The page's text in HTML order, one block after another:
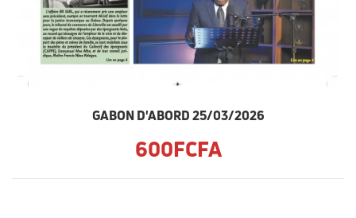
GABON D'ABORD 25/03/2026
600FCFA